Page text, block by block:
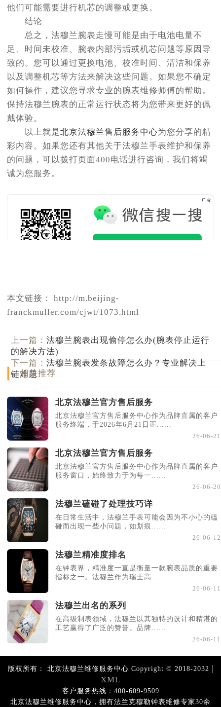
他们可能需要进行机芯的调整或更换。
结论
总之，法穆兰腕表走慢可能是由于电池电量不
足、时间未校准、腕表内部污垢或机芯问题等原因导
致的。您可以通过更换电池、校准时间、清洁和保养
以及调整机芯等方法来解决这些问题。如果您不确定
如何操作，建议您寻求专业的腕表维修师傅的帮助。
保持法穆兰腕表的正常运行状态将为您带来更好的佩
戴体验。
以上就是北京法穆兰售后服务中心为您分享的精
彩内容。如果您还有其他关于法穆兰手表维护和保养
的问题，可以拨打页面400电话进行咨询，我们将竭
诚为您服务。
本文链接： http://m.beijing-
franckmuller.com/cjwt/1073.html
上一篇：法穆兰腕表出现偷停怎么办(腕表停止运行
的解决方法)
下一篇：法穆兰腕表发条故障怎么办？专业解决上
链难题
相关推荐
北京法穆兰官方售后服务
北京法穆兰官方售后服务中心作为品牌直属的客户
服务终端，于2026年6月21日正......
26-06-21
北京法穆兰官方售后服务
北京法穆兰官方售后服务中心作为品牌直属的客户
服务窗口，始终致力于为每一......
26-06-20
法穆兰磕碰了处理技巧详
在日常生活中，法穆兰手表可能会因为不小心的磕
碰而出现一些小问题，如划痕......
26-06-12
法穆兰精准度排名
在钟表界，精准度一直是衡量一款腕表品质的重要
指标之一。法穆兰作为瑞士高......
26-06-11
法穆兰出名的系列
在高级制表领域，法穆兰以其独特的设计和精湛的
工艺赢得了广泛的赞誉。品牌......
26-06-11
版权所有： 北京法穆兰维修服务中心 Copyright © 2018-2032 |
XML
客户服务热线：400-609-9509
北京法穆兰维修服务中心，拥有法兰克穆勒钟表维修专家30余